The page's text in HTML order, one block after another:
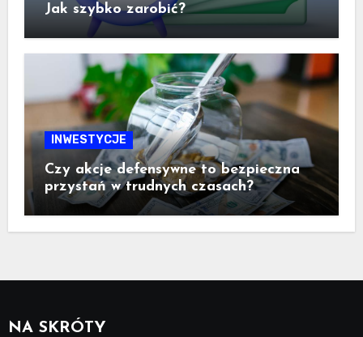
Jak szybko zarobić?
INWESTYCJE
Czy akcje defensywne to bezpieczna
przystań w trudnych czasach?
NA SKRÓTY